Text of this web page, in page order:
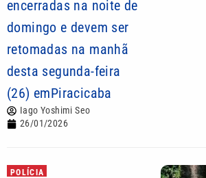
encerradas na noite de
domingo e devem ser
retomadas na manhã
desta segunda-feira
(26) emPiracicaba
Iago Yoshimi Seo
26/01/2026
POLÍCIA